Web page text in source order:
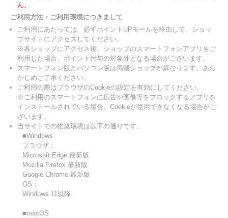
ん。
ご利用方法・ご利用環境につきまして
ご利用にあたっては、必ずポイントUPモールを経由して、ショッ
プサイトにアクセスしてください。
※各ショップにアクセス後、ショップのスマートフォンアプリをご
利用した場合、ポイント付与の対象外となる場合がございます。
スマートフォン版とパソコン版は掲載ショップが異なります。あら
かじめご了承ください。
ご利用の際はブラウザのCookieの設定を有効にしてください。
※ご利用のスマートフォンに広告や画像等をブロックするアプリを
インストールされている場合、Cookieが使用できなくなる場合がご
ざいます。
当サイトでの推奨環境は以下の通りです。
■Windows
ブラウザ：
Microsoft Edge 最新版
Mozilla Firefox 最新版
Google Chrome 最新版
OS：
Windows 11以降
■macOS